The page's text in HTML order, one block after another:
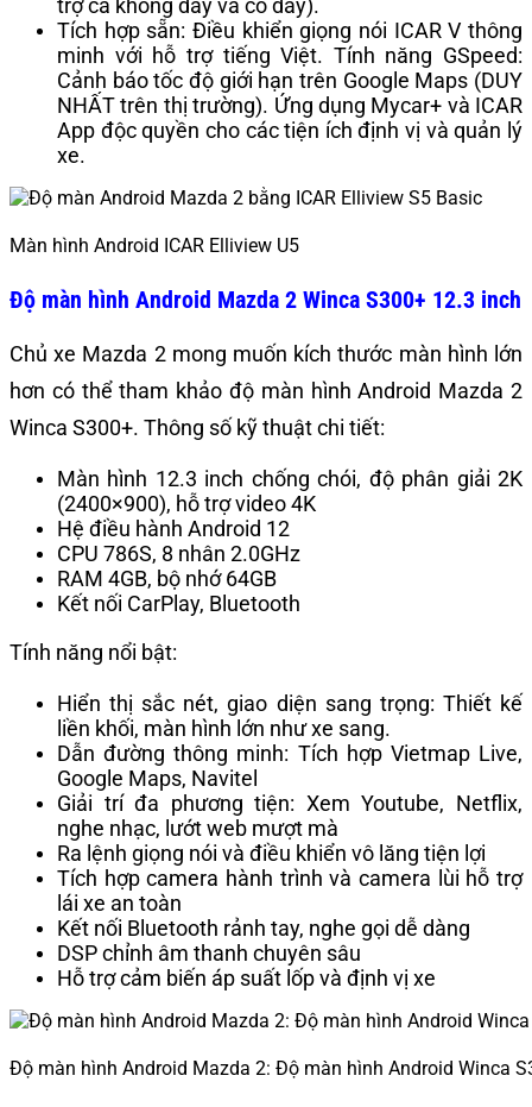
Tích hợp sẵn: Điều khiển giọng nói ICAR V thông
minh với hỗ trợ tiếng Việt. Tính năng GSpeed:
Cảnh báo tốc độ giới hạn trên Google Maps (DUY
NHẤT trên thị trường). Ứng dụng Mycar+ và ICAR
App độc quyền cho các tiện ích định vị và quản lý
xe.
Màn hình Android ICAR Elliview U5
Độ màn hình Android Mazda 2 Winca S300+ 12.3 inch
Chủ xe Mazda 2 mong muốn kích thước màn hình lớn
hơn có thể tham khảo độ màn hình Android Mazda 2
Winca S300+. Thông số kỹ thuật chi tiết:
Màn hình 12.3 inch chống chói, độ phân giải 2K
(2400×900), hỗ trợ video 4K
Hệ điều hành Android 12
CPU 786S, 8 nhân 2.0GHz
RAM 4GB, bộ nhớ 64GB
Kết nối CarPlay, Bluetooth
Tính năng nổi bật:
Hiển thị sắc nét, giao diện sang trọng: Thiết kế
liền khối, màn hình lớn như xe sang.
Dẫn đường thông minh: Tích hợp Vietmap Live,
Google Maps, Navitel
Giải trí đa phương tiện: Xem Youtube, Netflix,
nghe nhạc, lướt web mượt mà
Ra lệnh giọng nói và điều khiển vô lăng tiện lợi
Tích hợp camera hành trình và camera lùi hỗ trợ
lái xe an toàn
Kết nối Bluetooth rảnh tay, nghe gọi dễ dàng
DSP chỉnh âm thanh chuyên sâu
Hỗ trợ cảm biến áp suất lốp và định vị xe
Độ màn hình Android Mazda 2: Độ màn hình Android Winca